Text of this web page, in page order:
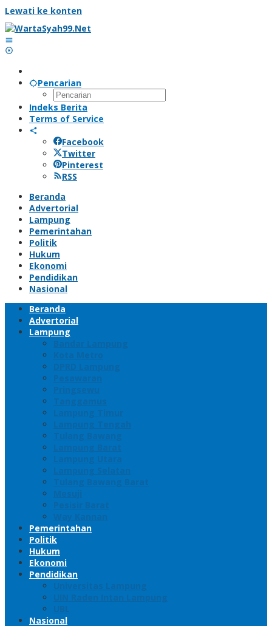
Lewati ke konten
Pencarian
Indeks Berita
Terms of Service
Facebook
Twitter
Pinterest
RSS
Beranda
Advertorial
Lampung
Pemerintahan
Politik
Hukum
Ekonomi
Pendidikan
Nasional
Beranda
Advertorial
Lampung
Bandar Lampung
Kota Metro
DPRD Lampung
Pesawaran
Pringsewu
Tanggamus
Lampung Timur
Lampung Tengah
Tulang Bawang
Lampung Barat
Lampung Utara
Lampung Selatan
Tulang Bawang Barat
Mesuji
Pesisir Barat
Way Kannan
Pemerintahan
Politik
Hukum
Ekonomi
Pendidikan
Universitas Lampung
UIN Raden Intan Lampung
UBL
Nasional